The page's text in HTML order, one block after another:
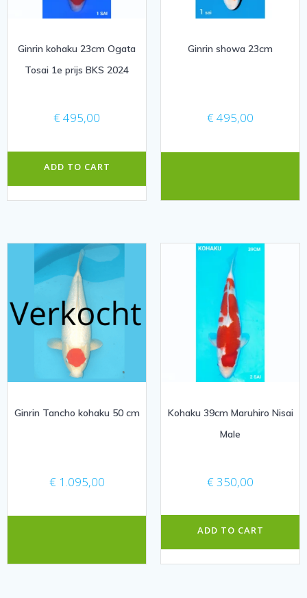
Ginrin kohaku 23cm Ogata
Tosai 1e prijs BKS 2024
€ 495,00
ADD TO CART
Ginrin showa 23cm
€ 495,00
Ginrin Tancho kohaku 50 cm
€ 1.095,00
Kohaku 39cm Maruhiro Nisai
Male
€ 350,00
ADD TO CART